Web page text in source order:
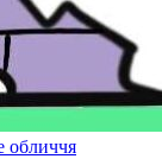
обличчя